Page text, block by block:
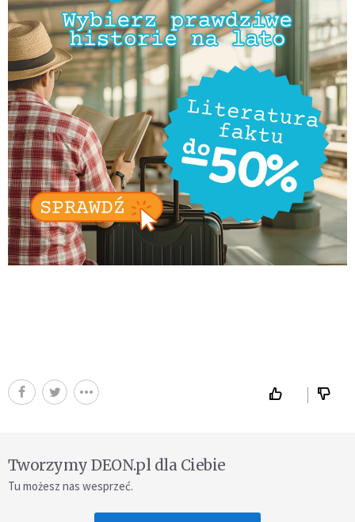
Tworzymy DEON.pl dla Ciebie
Tu możesz nas wesprzeć.